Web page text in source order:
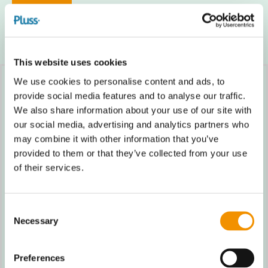
This website uses cookies
We use cookies to personalise content and ads, to
provide social media features and to analyse our traffic.
We also share information about your use of our site with
our social media, advertising and analytics partners who
may combine it with other information that you’ve
provided to them or that they’ve collected from your use
of their services.
Selection
Necessary
Preferences
STRATEGISK ANALYSE